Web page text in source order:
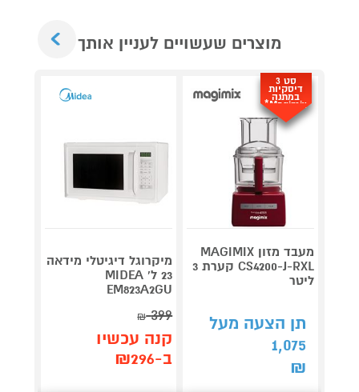
מוצרים שעשויים לעניין אותך
סט 3
דיסקיות
במתנה
Magimix*
מעבד מזון MAGIMIX
CS4200-J-RXL קערת 3
ליטר
תן הצעה מעל
1,075
₪
מיקרוגל דיגיטלי מידאה
23 ל' MIDEA
EM823A2GU
399
₪
קנה עכשיו
ב-₪296